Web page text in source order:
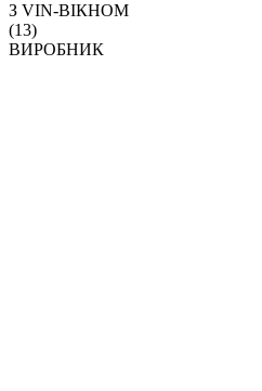
З VIN-ВІКНОМ
(13)
ВИРОБНИК